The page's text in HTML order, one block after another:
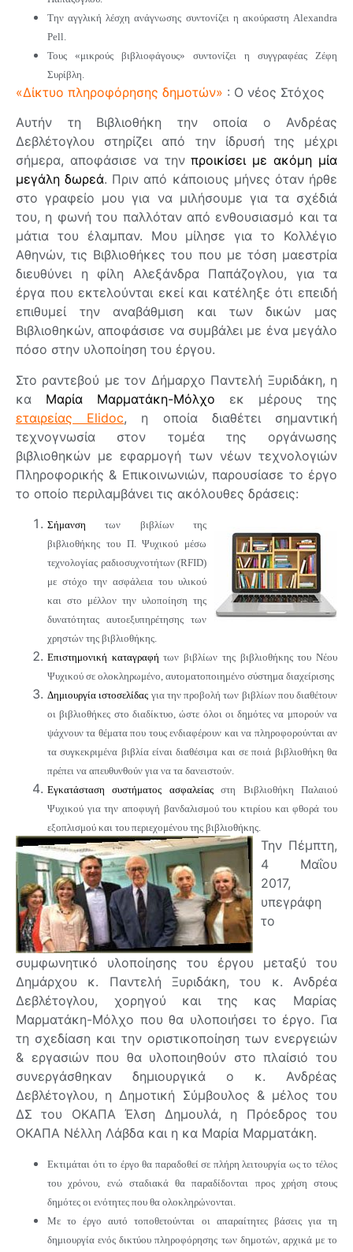
Την αγγλική λέσχη ανάγνωσης συντονίζει η ακούραστη Alexandra
Pell.
Τους «μικρούς βιβλιοφάγους» συντονίζει η συγγραφέας Ζέφη
Συρίβλη.
«Δίκτυο πληροφόρησης δημοτών» : Ο νέος Στόχος
Αυτήν τη Βιβλιοθήκη την οποία ο Ανδρέας
Δεβλέτογλου στηρίζει από την ίδρυσή της μέχρι
σήμερα, αποφάσισε να τηνπροικίσει με ακόμη μία
μεγάλη δωρεά. Πριν από κάποιους μήνες όταν ήρθε
στο γραφείο μου για να μιλήσουμε για τα σχέδιά
του, η φωνή του παλλόταν από ενθουσιασμό και τα
μάτια του έλαμπαν. Μου μίλησε για το Κολλέγιο
Αθηνών, τις Βιβλιοθήκες του που με τόση μαεστρία
διευθύνει η φίλη Αλεξάνδρα Παπάζογλου, για τα
έργα που εκτελούνται εκεί και κατέληξε ότι επειδή
επιθυμεί την αναβάθμιση και των δικών μας
Βιβλιοθηκών, αποφάσισε να συμβάλει με ένα μεγάλο
πόσο στην υλοποίηση του έργου.
Στο ραντεβού με τον Δήμαρχο Παντελή Ξυριδάκη, η
κα Μαρία Μαρματάκη-Μόλχο εκ μέρους της
εταιρείας Elidoc, η οποία διαθέτει σημαντική
τεχνογνωσία στον τομέα της οργάνωσης
βιβλιοθηκών με εφαρμογή των νέων τεχνολογιών
Πληροφορικής & Επικοινωνιών, παρουσίασε το έργο
το οποίο περιλαμβάνει τις ακόλουθες δράσεις:
Σήμανση των βιβλίων της
βιβλιοθήκης του Π. Ψυχικού μέσω
τεχνολογίας ραδιοσυχνοτήτων (RFID)
με στόχο την ασφάλεια του υλικού
και στο μέλλον την υλοποίηση της
δυνατότητας αυτοεξυπηρέτησης των
χρηστών της βιβλιοθήκης.
Επιστημονική καταγραφή των βιβλίων της βιβλιοθήκης του Νέου
Ψυχικού σε ολοκληρωμένο, αυτοματοποιημένο σύστημα διαχείρισης
Δημιουργία ιστοσελίδας για την προβολή των βιβλίων που διαθέτουν
οι βιβλιοθήκες στο διαδίκτυο, ώστε όλοι οι δημότες να μπορούν να
ψάχνουν τα θέματα που τους ενδιαφέρουν και να πληροφορούνται αν
τα συγκεκριμένα βιβλία είναι διαθέσιμα και σε ποιά βιβλιοθήκη θα
πρέπει να απευθυνθούν για να τα δανειστούν.
Εγκατάσταση συστήματος ασφαλείαςστη Βιβλιοθήκη Παλαιού
Ψυχικού για την αποφυγή βανδαλισμού του κτιρίου και φθορά του
εξοπλισμού και του περιεχομένου της βιβλιοθήκης.
Την Πέμπτη,
4 Μαΐου
2017,
υπεγράφη
το
συμφωνητικό υλοποίησης του έργου μεταξύ του
Δημάρχου κ. Παντελή Ξυριδάκη, του κ. Ανδρέα
Δεβλέτογλου, χορηγού και της κας Μαρίας
Μαρματάκη-Μόλχο που θα υλοποιήσει το έργο. Για
τη σχεδίαση και την οριστικοποίηση των ενεργειών
& εργασιών που θα υλοποιηθούν στο πλαίσιό του
συνεργάσθηκαν δημιουργικά ο κ. Ανδρέας
Δεβλέτογλου, η Δημοτική Σύμβουλος & μέλος του
ΔΣ του ΟΚΑΠΑ Έλση Δημουλά, η Πρόεδρος του
ΟΚΑΠΑ Νέλλη Λάβδα και η κα Μαρία Μαρματάκη.
Εκτιμάται ότι το έργο θα παραδοθεί σε πλήρη λειτουργία ως το τέλος
του χρόνου, ενώ σταδιακά θα παραδίδονται προς χρήση στους
δημότες οι ενότητες που θα ολοκληρώνονται.
Με το έργο αυτό τοποθετούνται οι απαραίτητες βάσεις για τη
δημιουργία ενός δικτύου πληροφόρησης των δημοτών, αρχικά με το